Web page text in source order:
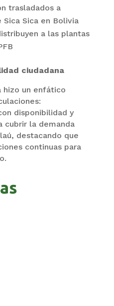
trasladados a
Sica en Bolivia
a las plantas
ciudadana
hizo un enfático
disponibilidad y
cubrir la demanda
destacando que
continuas para